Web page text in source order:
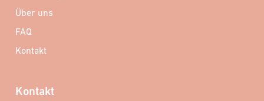
Über uns
FAQ
Kontakt
Kontakt